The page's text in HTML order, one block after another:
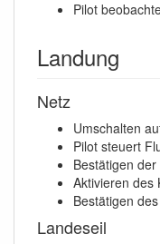
Pilot
Landung
Netz
Umschalten
Pilot steuert
Bestätigen
Aktivieren des
Bestätigen
Landeseil